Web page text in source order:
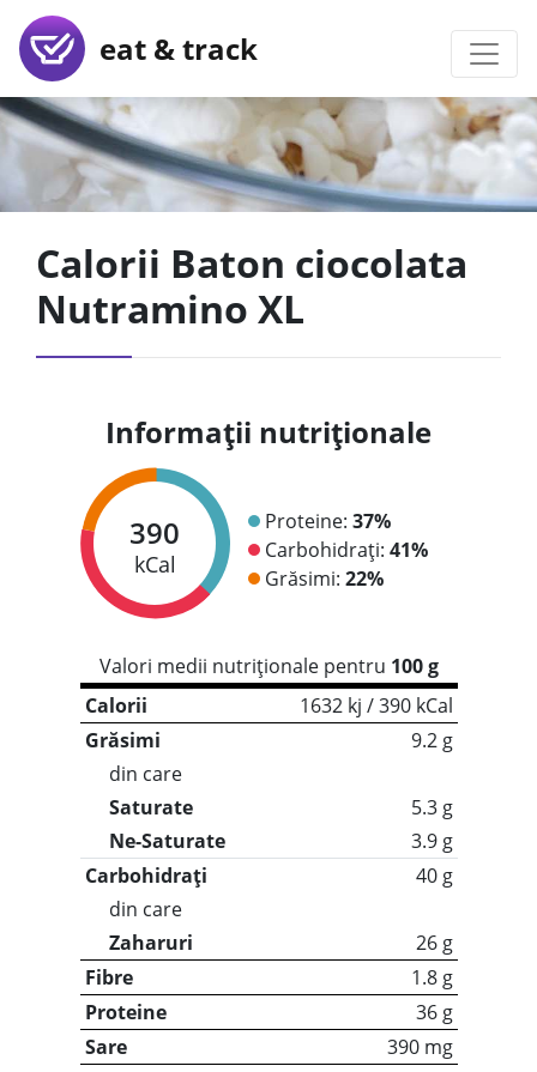
eat & track
Calorii Baton ciocolata
Nutramino XL
Informații nutriționale
390
kCal
Proteine: 37%
Carbohidrați: 41%
Grăsimi: 22%
Valori medii nutriționale pentru 100 g
Calorii
1632 kj / 390 kCal
Grăsimi
9.2 g
din care
Saturate
5.3 g
Ne-Saturate
3.9 g
Carbohidrați
40 g
din care
Zaharuri
26 g
Fibre
1.8 g
Proteine
36 g
Sare
390 mg